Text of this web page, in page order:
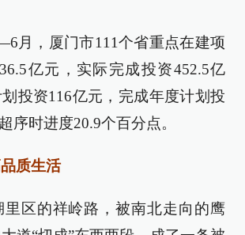
月，厦门市111个省重点在建项
亿元，实际完成投资452.5亿
投资116亿元，完成年度计划投
序时进度20.9个百分点。
质生活
里区的祥岭路，被南北走向的鹰